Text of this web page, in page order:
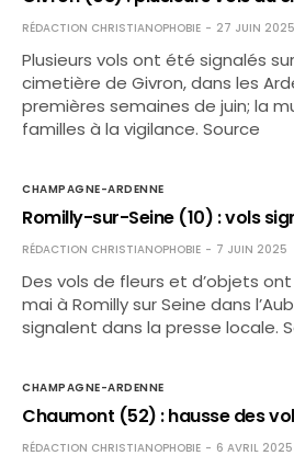
RÉDACTION CHRISTIANOPHOBIE 27 JUIN 2025
Plusieurs vols ont été signalés
cimetière de Givron, dans les
premières semaines de juin; la
familles à la vigilance. Source
CHAMPAGNE-ARDENNE
Romilly-sur-Seine (10) : vols
RÉDACTION CHRISTIANOPHOBIE 7 JUIN 2025
Des vols de fleurs et d’objets
mai à Romilly sur Seine dans
signalent dans la presse locale.
CHAMPAGNE-ARDENNE
Chaumont (52) : hausse des
RÉDACTION CHRISTIANOPHOBIE 6 AVRIL 2025